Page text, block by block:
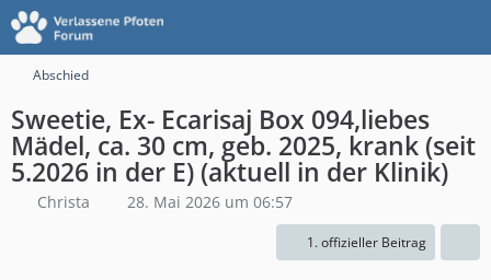
Abschied
Sweetie, Ex- Ecarisaj Box 094,liebes
Mädel, ca. 30 cm, geb. 2025, krank (seit
5.2026 in der E) (aktuell in der Klinik)
Christa 28. Mai 2026 um 06:57
1. offizieller Beitrag